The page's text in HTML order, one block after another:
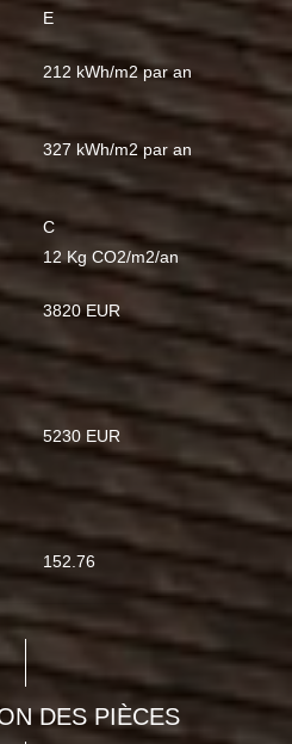
E
212 kWh/m2 par an
327 kWh/m2 par an
C
12 Kg CO2/m2/an
3820 EUR
5230 EUR
152.76
DES PIÈCES